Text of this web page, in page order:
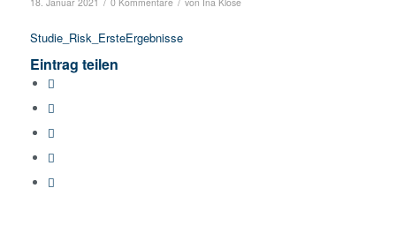
Studie_Risk_ErsteErgebnisse
Eintrag teilen